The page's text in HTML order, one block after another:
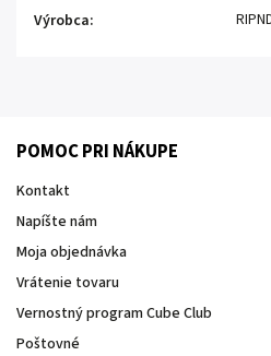
Výrobca:
POMOC PRI NÁKUPE
Kontakt
Napíšte nám
Moja objednávka
Vrátenie tovaru
Vernostný program Cube Club
Poštovné